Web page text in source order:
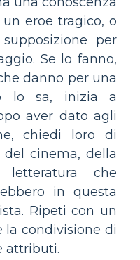
eroe tragico, o
per
Se lo fanno,
danno per una
lo sa, inizia a
aver dato agli
chiedi loro di
cinema, della
che
in questa
Ripeti con un
la condivisione di
attributi.